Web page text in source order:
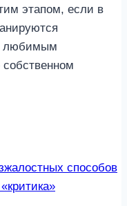
этапом, если в
любимым